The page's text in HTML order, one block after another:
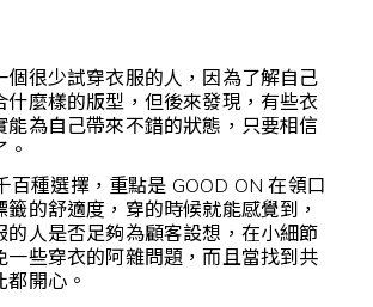
個很少試穿衣服的人，因為了解自己
什麼樣的版型，但後來發現，有些衣
能為自己帶來不錯的狀態，只要相信
百種選擇，重點是 GOOD ON 在領口
籤的舒適度，穿的時候就能感覺到，
的人是否足夠為顧客設想，在小細節
一些穿衣的阿雜問題，而且當找到共
開心。